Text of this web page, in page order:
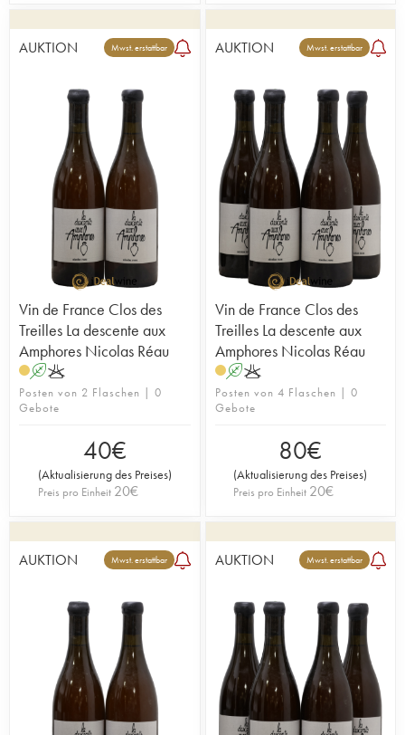
AUKTION Mwst. erstattbar
Vin de France Clos des
Treilles La descente aux
Amphores Nicolas Réau
AK
Posten von 2 Flaschen | 0
Gebote
40€
(Aktualisierung des Preises)
Preis pro Einheit 20€
AUKTION Mwst. erstattbar
Vin de France Clos des
Treilles La descente aux
Amphores Nicolas Réau
AK
Posten von 4 Flaschen | 0
Gebote
80€
(Aktualisierung des Preises)
Preis pro Einheit 20€
AUKTION Mwst. erstattbar AUKTION Mwst. erstattbar